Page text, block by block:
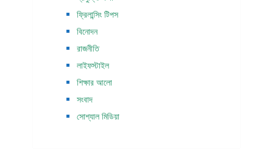
ফ্রিলান্সিং টিপস
বিনোদন
রাজনীতি
লাইফস্টাইল
শিক্ষার আলো
সংবাদ
সোশ্যাল মিডিয়া